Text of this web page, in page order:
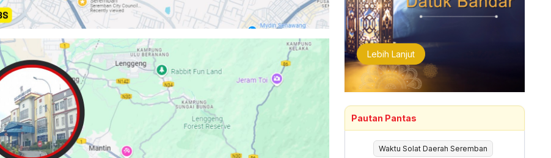
Lebih Lanjut
Pautan Pantas
Waktu Solat Daerah Seremban